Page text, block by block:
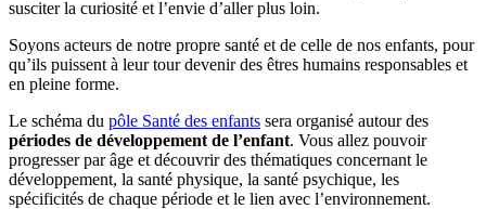
susciter la curiosité et l’envie d’aller plus loin.
Soyons acteurs de notre propre santé et de celle de nos enfants, pour
qu’ils puissent à leur tour devenir des êtres humains responsables et
en pleine forme.
Le schéma du pôle Santé des enfants sera organisé autour des
périodes de développement de l’enfant. Vous allez pouvoir
progresser par âge et découvrir des thématiques concernant le
développement, la santé physique, la santé psychique, les
spécificités de chaque période et le lien avec l’environnement.